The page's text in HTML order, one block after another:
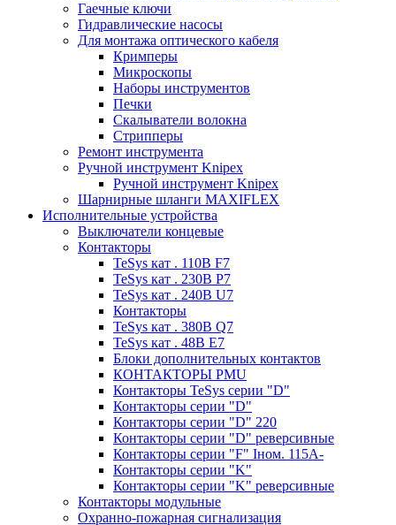
Гаечные ключи
Гидравлические насосы
Для монтажа оптического кабеля
Кримперы
Микроскопы
Наборы инструментов
Печки
Скалыватели волокна
Стрипперы
Ремонт инструмента
Ручной инструмент Knipex
Ручной инструмент Knipex
Шарнирные шланги MAXIFLEX
Исполнительные устройства
Выключатели концевые
Контакторы
TeSys кат . 110В F7
TeSys кат . 230В P7
TeSys кат . 240В U7
Контакторы
TeSys кат . 380В Q7
TeSys кат . 48В E7
Блоки дополнительных контактов
КОНТАКТОРЫ PMU
Контакторы TeSys серии "D"
Контакторы серии "D"
Контакторы серии "D" 220
Контакторы серии "D" реверсивные
Контакторы серии "F" Iном. 115А-
Контакторы серии "K"
Контакторы серии "K" реверсивные
Контакторы модульные
Охранно-пожарная сигнализация